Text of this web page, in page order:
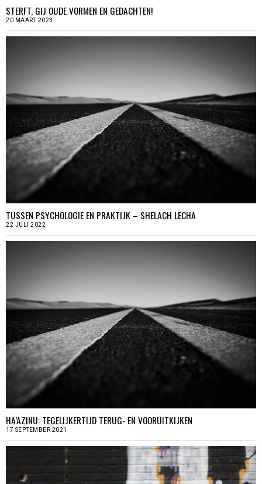
STERFT, GIJ OUDE VORMEN EN GEDACHTEN!
20 MAART 2023
TUSSEN PSYCHOLOGIE EN PRAKTIJK – SHELACH LECHA
22 JULI 2022
HA’AZINU: TEGELIJKERTIJD TERUG- EN VOORUITKIJKEN
17 SEPTEMBER 2021